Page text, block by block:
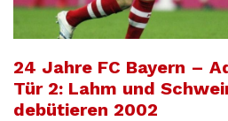
24 Jahre FC Bayern –
Tür 2: Lahm und
debütieren 2002